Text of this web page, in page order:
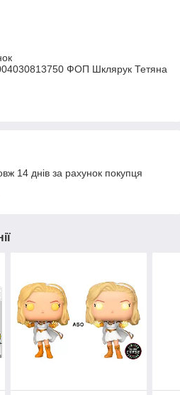
ФОП Шклярук Тетяна
14 днів за рахунок покупця